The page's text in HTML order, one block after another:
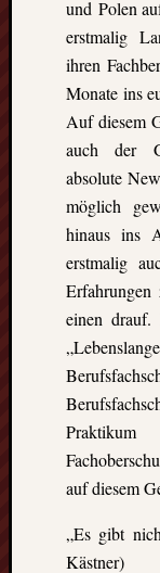
und Polen
erstmalig
ihren
Monate ins
Auf diesem
auch der
absolute
möglich
hinaus ins
erstmalig
einen
auf diesem
„Es gibt
Kästner)